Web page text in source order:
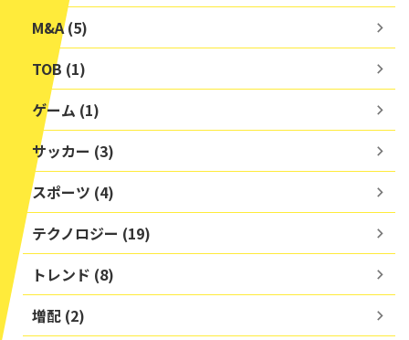
M&A (5)
TOB (1)
ゲーム (1)
サッカー (3)
スポーツ (4)
テクノロジー (19)
トレンド (8)
増配 (2)